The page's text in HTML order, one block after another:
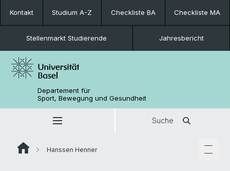
Kontakt Studium A-Z Checkliste BA Checkliste MA
Stellenmarkt Studierende Jahresbericht
Departement für
Sport, Bewegung und Gesundheit
Suche
Hanssen Henner